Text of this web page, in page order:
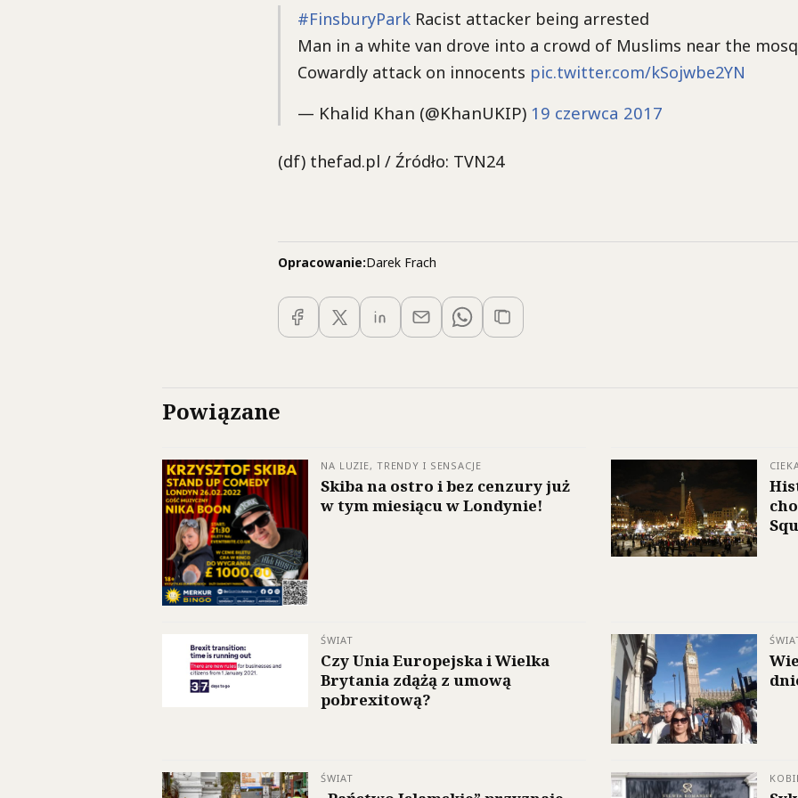
#FinsburyParkRacist attacker being arrested
Man in a white van drove into a crowd of Muslims near the
Cowardly attack on innocents pic.twitter.com/kSojwbe2YN
— Khalid Khan (@KhanUKIP) 19 czerwca 2017
(df) thefad.pl / Źródło: TVN24
Opracowanie:Darek Frach
Powiązane
NA LUZIE, TRENDY I SENSACJE
Skiba na ostro i bez cenzury już
w tym miesiącu w Londynie!
ŚWIAT
Czy Unia Europejska i Wielka
Brytania zdążą z umową
pobrexitową?
ŚWIAT